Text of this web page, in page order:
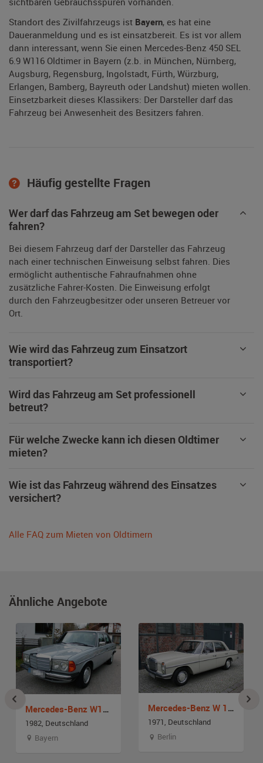
Standort des Zivilfahrzeugs ist Bayern, es hat eine
Daueranmeldung und es ist einsatzbereit. Es ist vor allem
dann interessant, wenn Sie einen Mercedes-Benz 450 SEL
6.9 W116 Oldtimer in Bayern (z.b. in München, Nürnberg,
Augsburg, Regensburg, Ingolstadt, Fürth, Würzburg,
Erlangen, Bamberg, Bayreuth oder Landshut) mieten wollen.
Einsetzbarkeit dieses Klassikers: Der Darsteller darf das
Fahrzeug bei Anwesenheit des Besitzers fahren.
Häufig gestellte Fragen
Wer darf das Fahrzeug am Set bewegen oder
fahren?
Bei diesem Fahrzeug darf der Darsteller das Fahrzeug
nach einer technischen Einweisung selbst fahren. Dies
ermöglicht authentische Fahraufnahmen ohne
zusätzliche Fahrer-Kosten. Die Einweisung erfolgt
durch den Fahrzeugbesitzer oder unseren Betreuer vor
Ort.
Wie wird das Fahrzeug zum Einsatzort
transportiert?
Wird das Fahrzeug am Set professionell
betreut?
Für welche Zwecke kann ich diesen Oldtimer
mieten?
Wie ist das Fahrzeug während des Einsatzes
versichert?
Alle FAQ zum Mieten von Oldtimern
Ähnliche Angebote
Mercedes-Benz W123 200
1982, Deutschland
Bayern
Mercedes-Benz W 115 200 /8
1971, Deutschland
Berlin